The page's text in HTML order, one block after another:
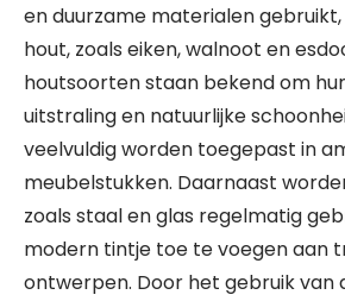
en duurzame materialen gebruikt,
hout, zoals eiken, walnoot en
houtsoorten staan bekend om
uitstraling en natuurlijke
veelvuldig worden toegepast in
meubelstukken. Daarnaast
zoals staal en glas regelmatig
modern tintje toe te voegen aan
ontwerpen. Door het gebruik van